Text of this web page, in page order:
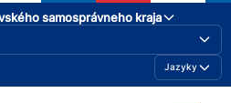
samosprávneho kraja
Jazyky